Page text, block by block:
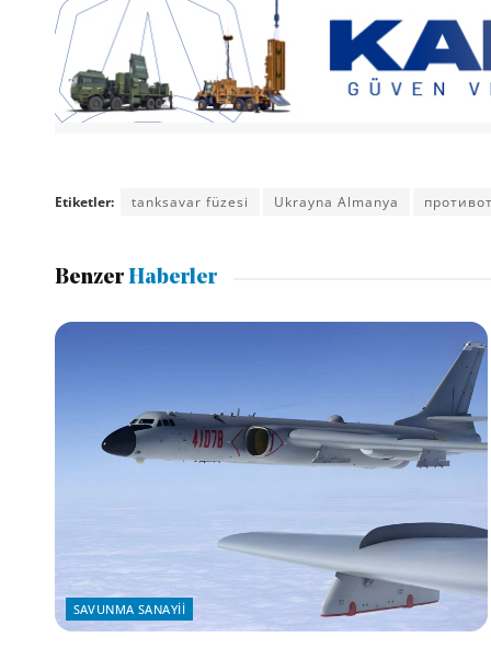
Etiketler: tanksavar füzesi Ukrayna Almanya
BenzerHaberler
SAVUNMA SANAYII